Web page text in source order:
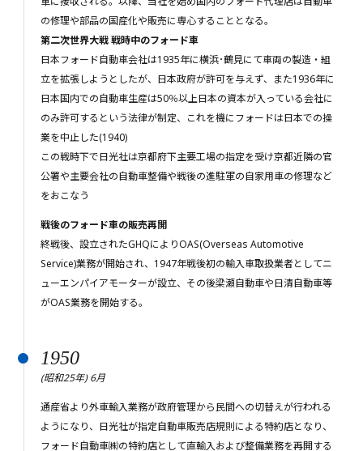
の修理や部品の国産化や販売に専心することとなる。
第二次世界大戦 戦時中のフォード車
日本フォード自動車会社は1935年に横浜･鶴見にて車両の製造・組
立を拡張しようとしたが、日本政府が許可を与えず、また1936年に
日本国内での自動車生産は50％以上日本の資本が入っている会社に
のみ許可するという法律が制定、これを機にフォードは日本での操
業を中止した(1940)
この戦時下で日光社は京都府下主要工場の指定を受け京都近隣の官
公署や主要会社の自動車整備や戦後の進駐軍の自家用車の修理など
をおこなう
戦後のフォード車の販売再開
終戦後、設立されたGHQによりOAS(Overseas Automotive
Service)業務が開始され、1947年戦後初の輸入車取扱業者としてニ
ューエンパイアモーターが設立、その後梁瀬自動車や日清自動車等
がOAS業務を開始する。
1950
(昭和25年) 6月
通産省より外車輸入業務が政府管理から民間への切替えが行われる
ようになり、日光社が指定自動車販売店規則による特約店となり、
フォード自動車㈱の特約店として直輸入および整備業務を再開する